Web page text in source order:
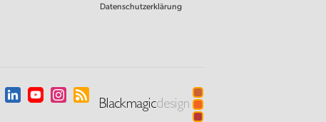
Datenschutzerklärung